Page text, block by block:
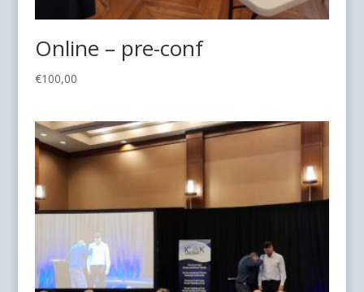
Online – pre-conf
€100,00